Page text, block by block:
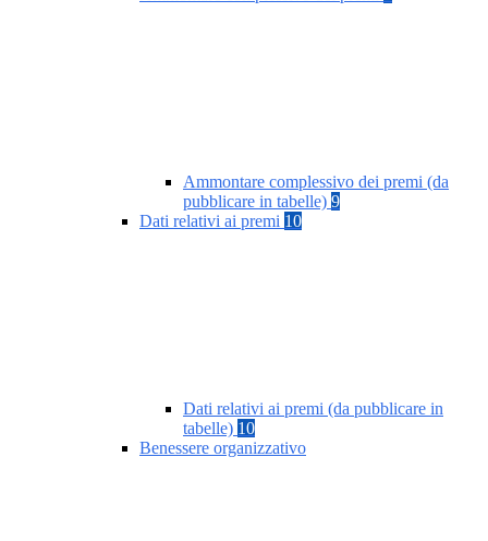
Ammontare complessivo dei premi (da
pubblicare in tabelle) 9
Dati relativi ai premi 10
Dati relativi ai premi (da pubblicare in
tabelle) 10
Benessere organizzativo